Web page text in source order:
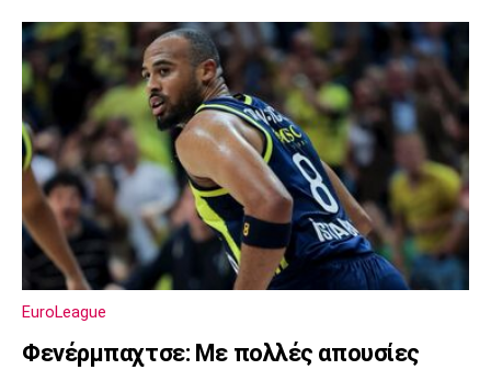
EuroLeague
Φενέρμπαχτσε: Με πολλές απουσίες